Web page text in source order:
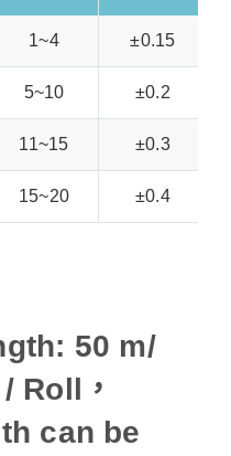
1~4 ±0.15
5~10 ±0.2
11~15 ±0.3
15~20 ±0.4
50 m/
Roll，
can be